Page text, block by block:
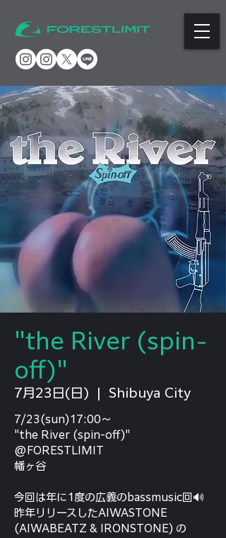
"the River (spin-
off)"
7月23日(日) Shibuya City
7/23(sun)17:00～
"the River (spin-off)"
@FORESTLIMIT
幡ヶ谷
今回は年に1度の広義のbassmusic回🔊
昨年リリースしたAIWASTONE
(AIWABEATZ & IRONSTONE) の